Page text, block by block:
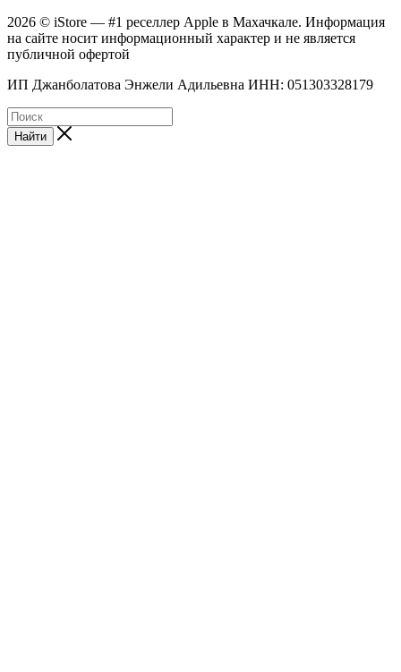
2026 © iStore — #1 реселлер Apple в Махачкале. Информация
на сайте носит информационный характер и не является
публичной офертой
ИП Джанболатова Энжели Адильевна ИНН: 051303328179
Найти